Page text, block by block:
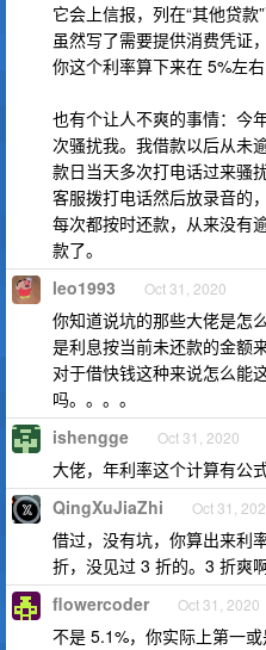
它会上信报，列在“其他贷款
虽然写了需要提供消费凭证
你这个利率算下来在 5%左右
也有个让人不爽的事情：今
次骚扰我。我借款以后从未
款日当天多次打电话过来骚
客服拨打电话然后放录音的
每次都按时还款，从来没有
款了。
leo1993 Oct 31, 2020
你知道说坑的那些大佬是怎
是利息按当前未还款的金额
对于借快钱这种来说怎么能
吗。。。。
ishengge Oct 31, 2020
大佬，年利率这个计算有公
QingXuJiaZhi Oct 31,
借过，没有坑，你算出来利
折，没见过 3 折的。3 折爽啊
flowercoder Oct 31, 2020
不是 5.1%，你实际上第一